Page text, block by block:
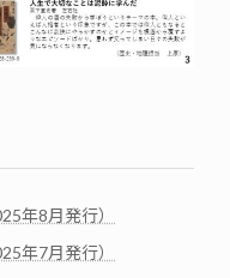
年8月発行）
年7月発行）